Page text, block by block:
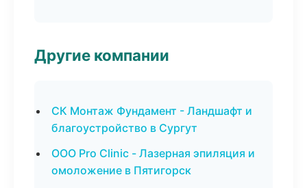
Другие компании
СК Монтаж Фундамент - Ландшафт и
благоустройство в Сургут
ООО Pro Clinic - Лазерная эпиляция и
омоложение в Пятигорск